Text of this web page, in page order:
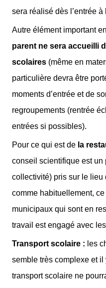
sera réalisé dès l’entrée à
Autre élément important
parent ne sera accueilli
scolaires (même en
particulière devra être
moments d’entrée et de
regroupements (rentrée
entrées si possibles).
Pour ce qui est de la
conseil scientifique est un
collectivité) pris sur le lieu
comme habituellement,
municipaux qui sont en
travail est engagé avec
Transport scolaire : les
semble très complexe et
transport scolaire ne